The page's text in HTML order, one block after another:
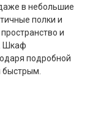
в небольшие
полки и
и
Шкаф
подробной
быстрым.